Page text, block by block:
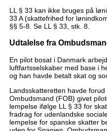
LL § 33 kan ikke bruges på
33 A (skattefrihed for
§§ 5-8. Se LL § 33, stk. 8.
Udtalelse fra
En pilot bosat i Danmark
luftfartsselskaber med base i
og han havde betalt skat og
Landsskatteretten havde
Ombudsmand (FOB) givet
lempelse ifølge LL § 33 for
fradrag for udenlandske
lempelse for spanske skatter